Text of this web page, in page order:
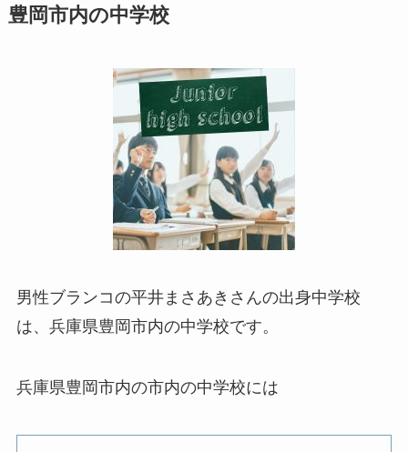
豊岡市内の中学校
男性ブランコの平井まさあきさんの出身中学校
は、兵庫県豊岡市内の中学校です。
兵庫県豊岡市内の市内の中学校には